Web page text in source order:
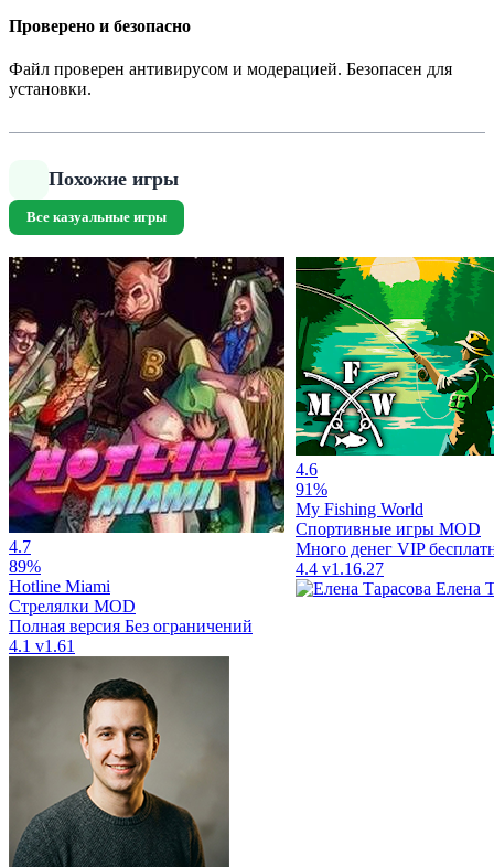
Проверено и безопасно
Файл проверен антивирусом и модерацией. Безопасен для
установки.
Похожие игры
Все казуальные игры
4.7
89%
Hotline Miami
Стрелялки MOD
Полная версия Без ограничений
4.1 v1.61
4.6
91%
My Fishing World
Спортивные игры MOD
Много денег VIP
4.4 v1.16.27
Елена